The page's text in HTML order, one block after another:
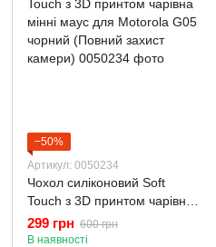
−50%
Артикул: 0050234
Чохол силіконовий Soft
Touch з 3D принтом чарівна
мінні маус для Motorola G05
чорний (Повний захист
299 грн 600 грн
В наявності